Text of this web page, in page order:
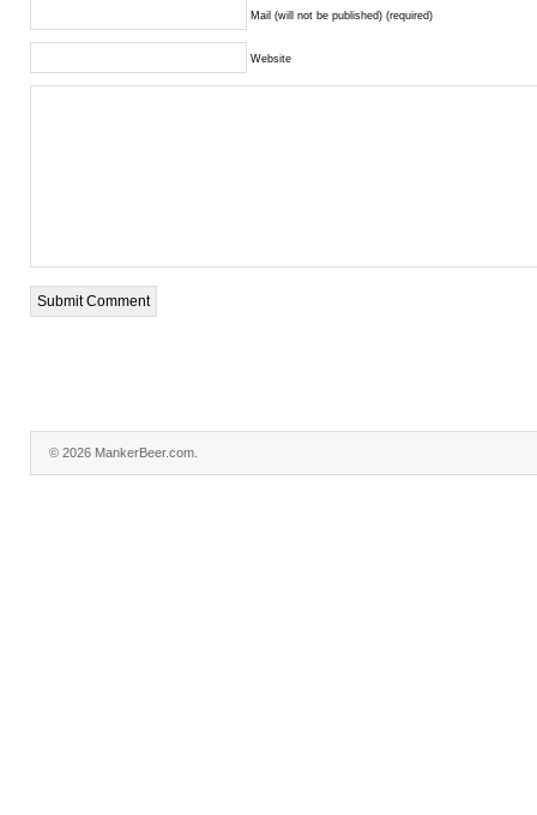
Mail (will not be published) (required)
Website
© 2026 MankerBeer.com.